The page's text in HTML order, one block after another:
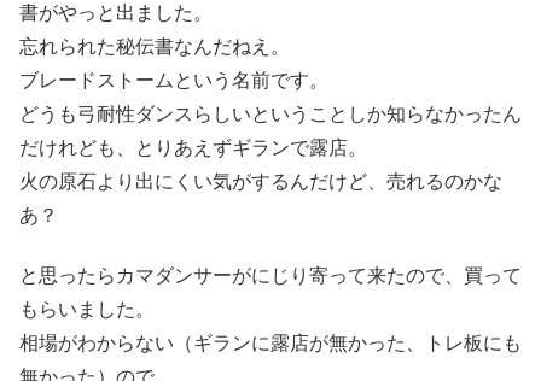
書がやっと出ました。
忘れられた秘伝書なんだねえ。
ブレードストームという名前です。
どうも弓耐性ダンスらしいということしか知らなかったん
だけれども、とりあえずギランで露店。
火の原石より出にくい気がするんだけど、売れるのかな
あ？
と思ったらカマダンサーがにじり寄って来たので、買って
もらいました。
相場がわからない（ギランに露店が無かった、トレ板にも
無かった）ので、